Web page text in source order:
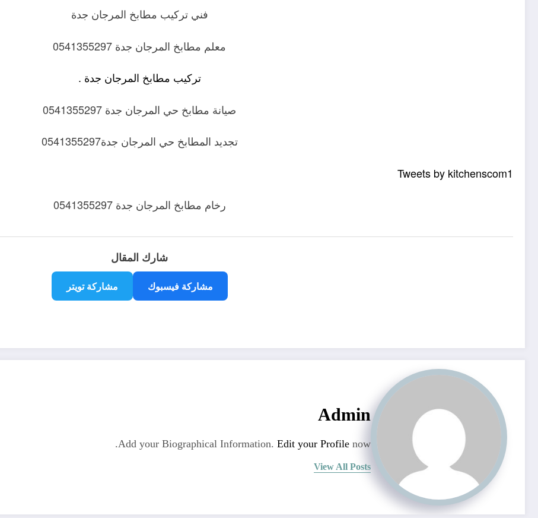
فني تركيب مطابخ المرجان جدة
معلم مطابخ المرجان جدة 0541355297
تركيب مطابخ المرجان جدة .
صيانة مطابخ حي المرجان جدة 0541355297
تجديد المطابخ حي المرجان جدة0541355297
Tweets by kitchenscom1
رخام مطابخ المرجان جدة 0541355297
شارك المقال
مشاركة فيسبوك مشاركة تويتر
Admin
Add your Biographical Information. Edit your Profile now.
View All Posts